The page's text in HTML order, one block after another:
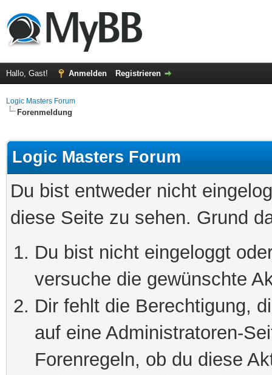
Hallo, Gast! Anmelden Registrieren
Logic Masters Forum
Forenmeldung
Logic Masters Forum
Du bist entweder nicht
diese Seite zu sehen. Grund
Du bist nicht eingeloggt
versuche die gewünschte
Dir fehlt die Berechtigung,
auf eine Administratoren-
Forenregeln, ob du diese